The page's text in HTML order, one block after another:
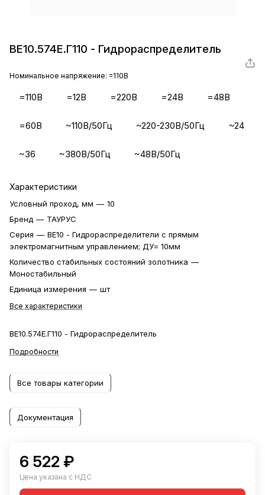
ВЕ10.574Е.Г110 - Гидрораспределитель
Номинальное напряжение: =110В
=110В =12В =220В =24В =48В
=60В ~110В/50Гц ~220-230В/50Гц ~24
~36 ~380В/50Гц ~48В/50Гц
Характеристики
Условный проход, мм — 10
Бренд — ТАУРУС
Серия — ВЕ10 - Гидрораспределители с прямым
электромагнитным управлением; ДУ= 10мм
Количество стабильных состояний золотника —
Моностабильный
Единица измерения — шт
Все характеристики
ВЕ10.574Е.Г110 - Гидрораспределитель
Подробности
Все товары категории
Документация
6 522 ₽
Цена указана с НДС